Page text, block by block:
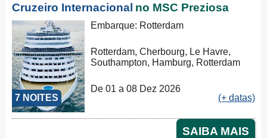
Cruzeiro Internacional no MSC Preziosa
7 NOITES
Embarque: Rotterdam
Rotterdam, Cherbourg, Le Havre,
Southampton, Hamburg, Rotterdam
De 01 a 08 Dez 2026
(+ datas)
SAIBA MAIS